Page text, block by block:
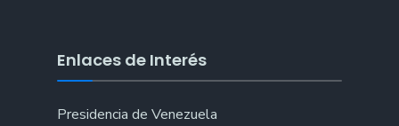
Enlaces de Interés
Presidencia de Venezuela